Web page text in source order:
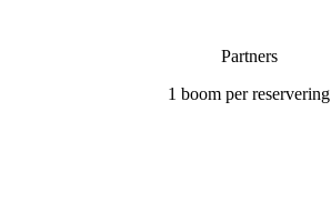
Partners
1 boom per reservering